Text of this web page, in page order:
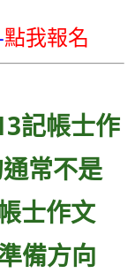
點我報名
記帳士作
常不是
士作文
備方向